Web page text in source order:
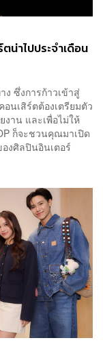
น่าไปประจำเดือน
ง ซึ่งการก้าวเข้าสู่
นเสิร์ตต้องเตรียมตัว
งาน และเพื่อไม่ให้
ก็จะชวนคุณมาเปิด
องศิลปินอินเตอร์